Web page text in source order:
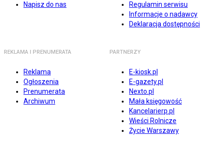
Napisz do nas
Regulamin serwisu
Informacje o nadawcy
Deklaracja dostępności
REKLAMA I PRENUMERATA
Reklama
Ogłoszenia
Prenumerata
Archiwum
PARTNERZY
E-kiosk.pl
E-gazety.pl
Nexto.pl
Mała księgowość
Kancelarierp.pl
Wieści Rolnicze
Życie Warszawy